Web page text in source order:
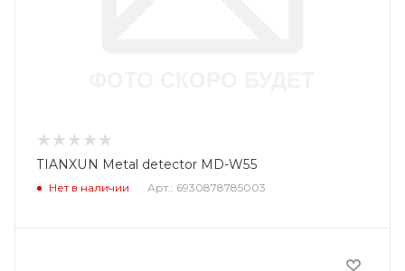
TIANXUN Metal detector MD-W55
Нет в наличии Арт.: 6930878785003